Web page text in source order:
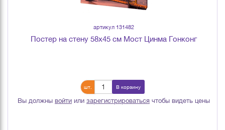
артикул 131482
Постер на стену 58х45 см Мост Цинма Гонконг
шт. В корзину
Вы должны войти или зарегистрироваться чтобы видеть цены